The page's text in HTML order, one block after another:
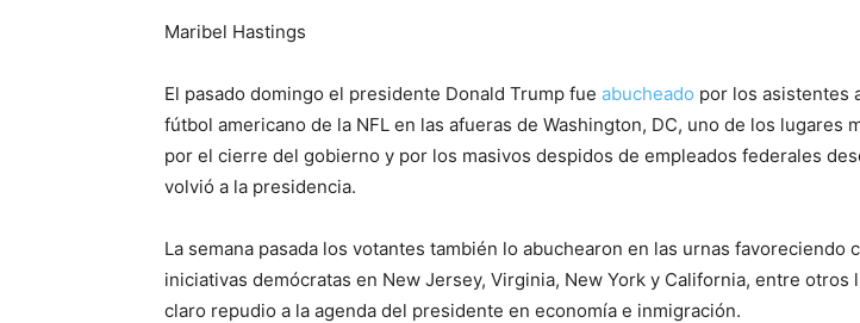
Maribel Hastings
El pasado domingo el presidente Donald Trump fue abucheado por los asistentes
fútbol americano de la NFL en las afueras de Washington, DC, uno de los lugares
por el cierre del gobierno y por los masivos despidos de empleados federales
volvió a la presidencia.
La semana pasada los votantes también lo abuchearon en las urnas favoreciendo
iniciativas demócratas en New Jersey, Virginia, New York y California, entre otros
claro repudio a la agenda del presidente en economía e inmigración.